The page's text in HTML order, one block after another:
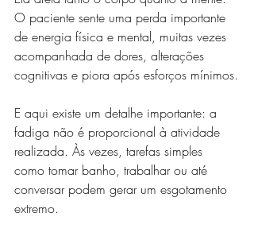
O paciente sente uma perda importante
de energia física e mental, muitas vezes
acompanhada de dores, alterações
cognitivas e piora após esforços mínimos.
E aqui existe um detalhe importante: a
fadiga não é proporcional à atividade
realizada. Às vezes, tarefas simples
como tomar banho, trabalhar ou até
conversar podem gerar um esgotamento
extremo.